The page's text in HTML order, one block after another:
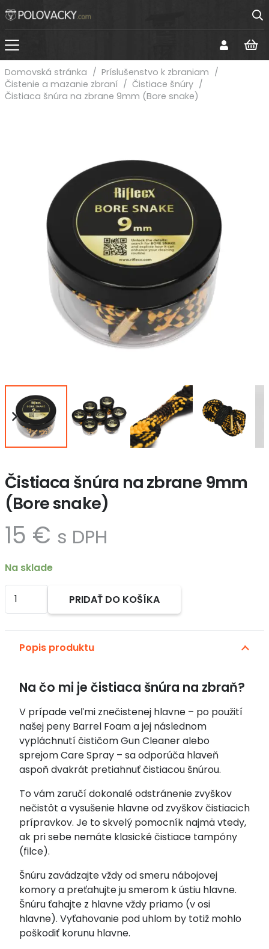
Domovská stránka / Príslušenstvo k zbraniam /
Čistenie a mazanie zbraní / Čistiace šnúry /
Čistiaca šnúra na zbrane 9mm (Bore snake)
Čistiaca šnúra na zbrane 9mm
(Bore snake)
15 € s DPH
Na sklade
množstvo
Čistiaca
na
zbrane
snake)
PRIDAŤ DO KOŠÍKA
Alternative:
Popis produktu
Na čo mi je čistiaca šnúra na zbraň?
V prípade veľmi znečistenej hlavne – po použití
našej peny Barrel Foam a jej následnom
vypláchnutí čističom Gun Cleaner alebo
sprejom Care Spray – sa odporúča hlaveň
aspoň dvakrát pretiahnuť čistiacou šnúrou.
To vám zaručí dokonalé odstránenie zvyškov
nečistôt a vysušenie hlavne od zvyškov čistiacich
prípravkov. Je to skvelý pomocník najmä vtedy,
ak pri sebe nemáte klasické čistiace tampóny
(filce).
Šnúru zavádzajte vždy od smeru nábojovej
komory a preťahujte ju smerom k ústiu hlavne.
Šnúru ťahajte z hlavne vždy priamo (v osi
hlavne). Vyťahovanie pod uhlom by totiž mohlo
poškodiť korunu hlavne.